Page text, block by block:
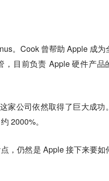
。Cook 曾帮助 Apple 成为
，目前负责 Apple 硬件产品
家公司依然取得了巨大成功
2000%。
，仍然是 Apple 接下来要如